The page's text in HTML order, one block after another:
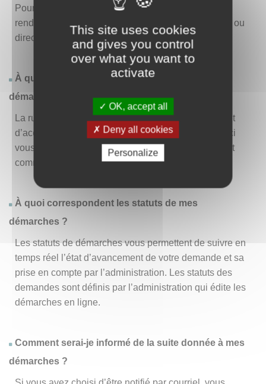
This site uses cookies
and gives you control
over what you want to
activate
OK, accept all
Deny all cookies
Personalize
Pour consulter la liste des démarches disponibles,
rendez-vous dans le menu « Liste des démarches » ou
directement en page d’accueil.
À quoi correspond la rubrique « Effectuer une
démarche » ?
La rubrique « Effectuer une démarche » vous permet
d’accéder à la liste des démarches disponibles. D’ici
vous pouvez choisir la démarche vous intéressant et
commencer à la remplir en un clic.
À quoi correspondent les statuts de mes
démarches ?
Les statuts de démarches vous permettent de suivre en
temps réel l’état d’avancement de votre demande et sa
prise en compte par l’administration. Les statuts des
demandes sont définis par l’administration qui édite les
démarches en ligne.
Comment serai-je informé de la suite donnée à mes
démarches ?